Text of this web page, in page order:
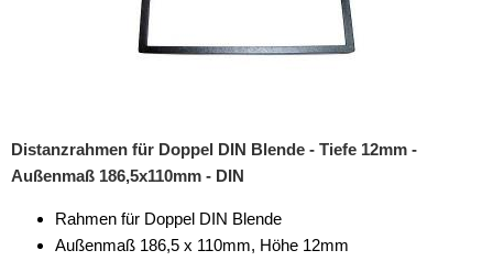
Distanzrahmen für Doppel DIN Blende - Tiefe 12mm -
Außenmaß 186,5x110mm - DIN
Rahmen für Doppel DIN Blende
Außenmaß 186,5 x 110mm, Höhe 12mm